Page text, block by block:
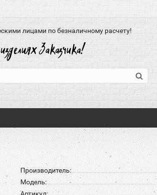
лицами по безналичному расчету!
Производитель:
Модель: